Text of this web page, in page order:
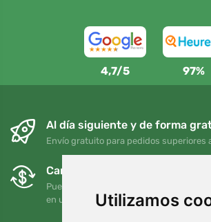
Utilizamos
4,7/5 97%
Al día siguiente y de forma
Envío gratuito para pedidos superiores
Cambios y devoluciones
Puede devolver o cambiar su pedido en
en un plazo de 90 días